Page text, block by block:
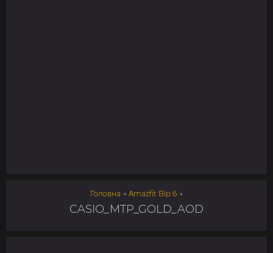
Головна → Amazfit Bip 6 →
CASIO_MTP_GOLD_AOD